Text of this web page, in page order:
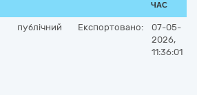
ЧАС
публічний Експортовано:
07-05-
2026,
11:36:01